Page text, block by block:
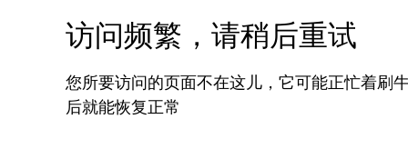
访问频繁，请稍后重试
您所要访问的页面不在这儿，它可能正忙着刷
后就能恢复正常